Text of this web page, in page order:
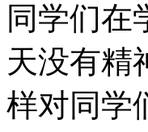
同学们在
天没有精
样对同学